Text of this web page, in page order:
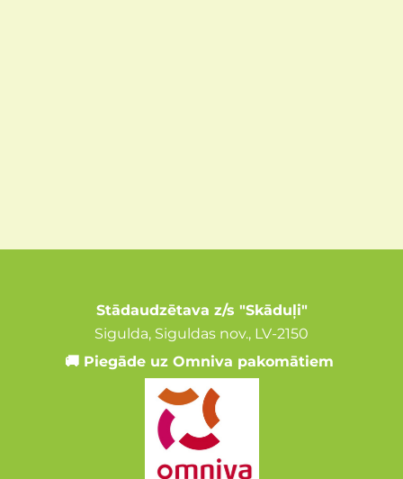
Stādaudzētava z/s "Skāduļi"
Sigulda, Siguldas nov., LV-2150
🚚 Piegāde uz Omniva pakomātiem